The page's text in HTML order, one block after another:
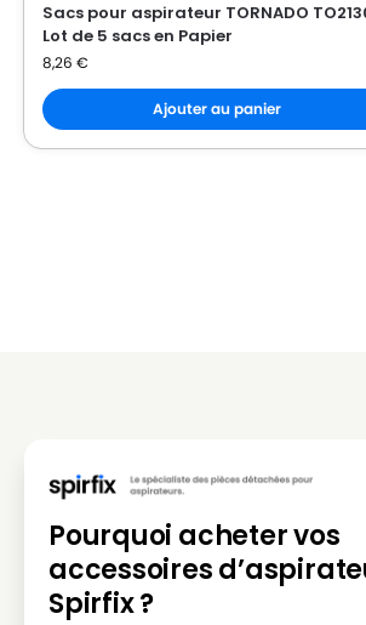
Sacs pour aspirateur TORNADO
Lot de 5 sacs en Papier
8,26 €
Ajouter au panier
Pourquoi acheter vos
accessoires
Spirfix ?